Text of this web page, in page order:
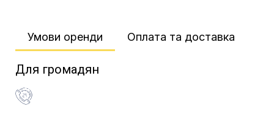
Умови оренди​ Оплата та доставка​
Для громадян